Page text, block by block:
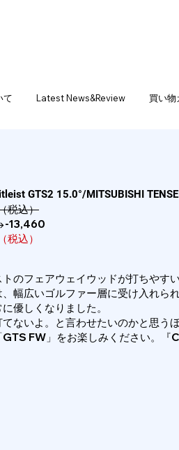
て Latest News&Review 買い物
GTS2 15.0°/MITSUBISHI
税込）
13,460
税込）
トのフェアウェイウッドが打ちやす
、幅広いゴルファー層に受け入れら
優しくなりました。
てないよ。と言わせたいのかと思う
GTS FW」をお楽しみください。